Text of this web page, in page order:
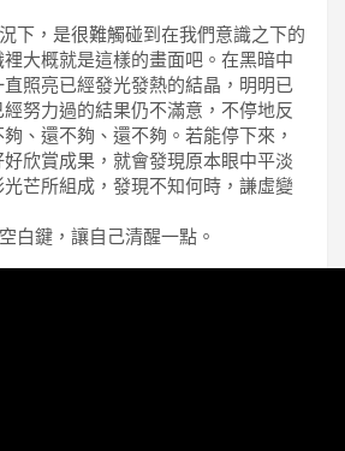
下，是很難觸碰到在我們意識之下的
大概就是這樣的畫面吧。在黑暗中
照亮已經發光發熱的結晶，明明已
努力過的結果仍不滿意，不停地反
、還不夠、還不夠。若能停下來，
欣賞成果，就會發現原本眼中平淡
芒所組成，發現不知何時，謙虛變
白鍵，讓自己清醒一點。